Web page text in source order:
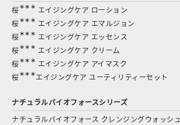
桜∗∗∗ エイジングケア ローション
桜∗∗∗ エイジングケア エマルジョン
桜∗∗∗ エイジングケア エッセンス
桜∗∗∗ エイジングケア クリーム
桜∗∗∗ エイジングケア アイマスク
桜∗∗∗エイジングケア ユーティリティーセット
ナチュラルバイオフォースシリーズ
ナチュラルバイオフォース クレンジングウォッシュ